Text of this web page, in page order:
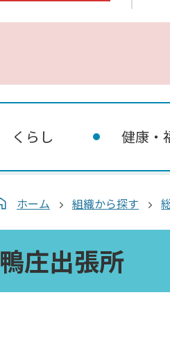
くらし 健康・
ホーム 組織から探す
鴨庄出張所